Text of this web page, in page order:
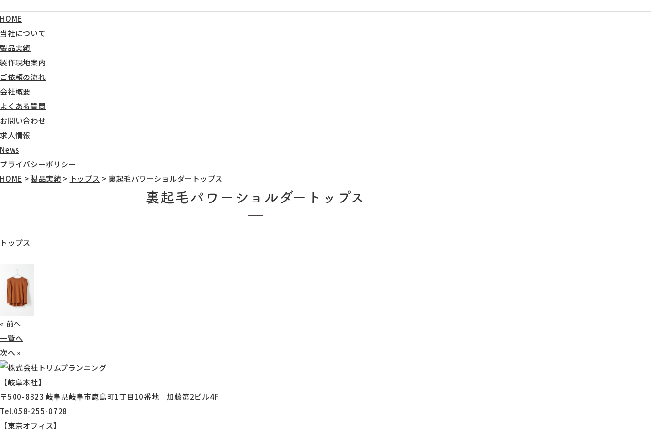
HOME
当社について
製品実績
製作現地案内
ご依頼の流れ
会社概要
よくある質問
お問い合わせ
求人情報
News
プライバシーポリシー
HOME >製品実績 > トップス > 裏起毛パワーショルダートップス
裏起毛パワーショルダートップス
トップス
« 前へ
一覧へ
次へ »
【岐阜本社】
〒500-8323 岐阜県岐阜市鹿島町1丁目10番地 加藤第2ビル4F
Tel.058-255-0728
【東京オフィス】